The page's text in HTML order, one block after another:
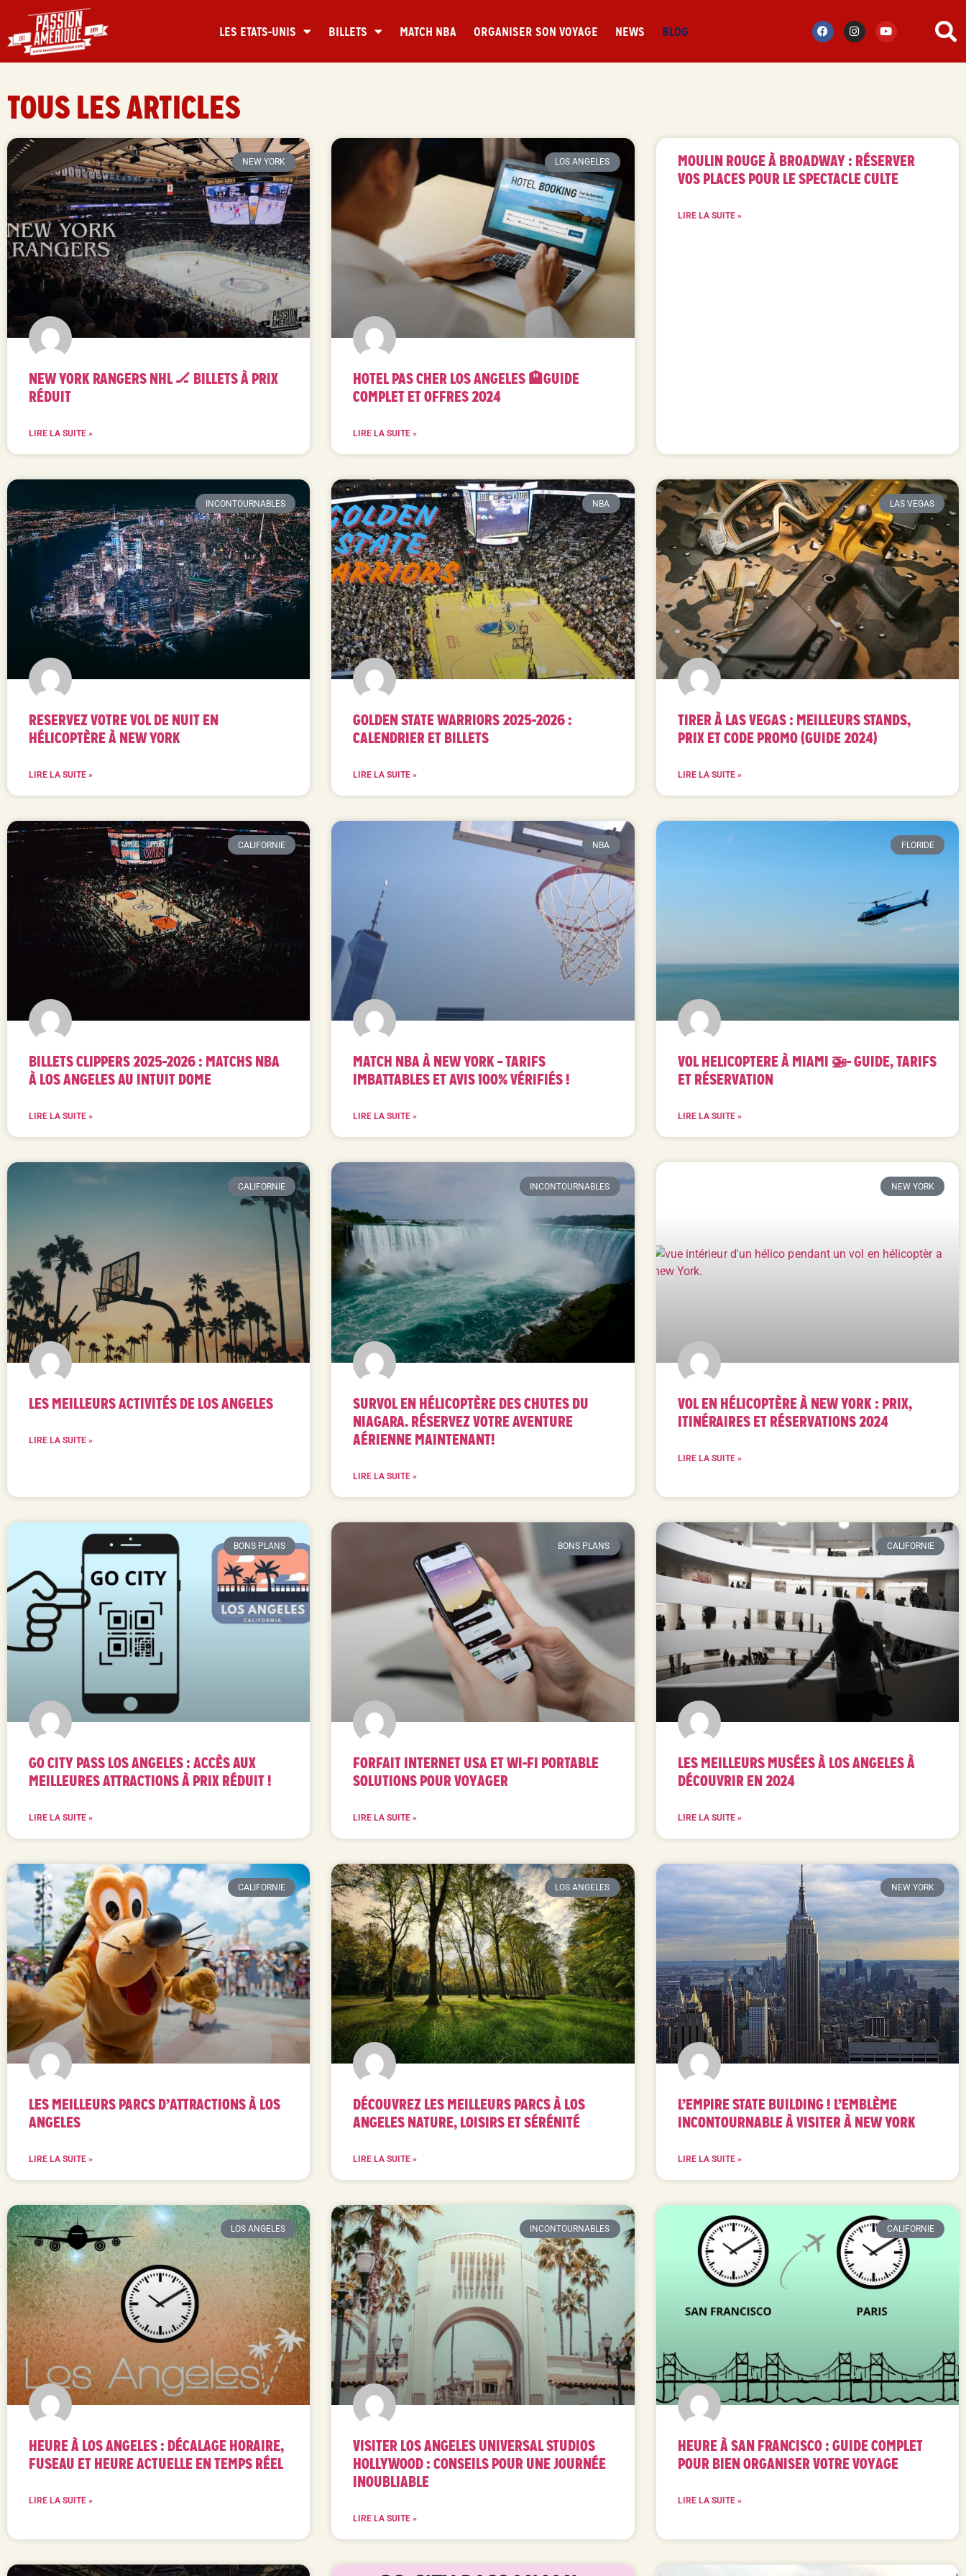
LES ETATS-UNIS BILLETS MATCH NBA ORGANISER SON VOYAGE NEWS BLOG
TOUS LES ARTICLES
NEW YORK
NEW YORK RANGERS NHL 🏒 BILLETS À PRIX
RÉDUIT
LIRE LA SUITE »
LOS ANGELES
HOTEL PAS CHER LOS ANGELES 🏨GUIDE
COMPLET ET OFFRES 2024
LIRE LA SUITE »
MOULIN ROUGE À BROADWAY : RÉSERVER
VOS PLACES POUR LE SPECTACLE CULTE
LIRE LA SUITE »
INCONTOURNABLES
RESERVEZ VOTRE VOL DE NUIT EN
HÉLICOPTÈRE À NEW YORK
LIRE LA SUITE »
NBA
GOLDEN STATE WARRIORS 2025-2026 :
CALENDRIER ET BILLETS
LIRE LA SUITE »
LAS VEGAS
TIRER À LAS VEGAS : MEILLEURS STANDS,
PRIX ET CODE PROMO (GUIDE 2024)
LIRE LA SUITE »
CALIFORNIE
BILLETS CLIPPERS 2025-2026 : MATCHS NBA
À LOS ANGELES AU INTUIT DOME
LIRE LA SUITE »
NBA
MATCH NBA À NEW YORK – TARIFS
IMBATTABLES ET AVIS 100% VÉRIFIÉS !
LIRE LA SUITE »
FLORIDE
VOL HELICOPTERE À MIAMI 🚁- GUIDE, TARIFS
ET RÉSERVATION
LIRE LA SUITE »
CALIFORNIE
LES MEILLEURS ACTIVITÉS DE LOS ANGELES
LIRE LA SUITE »
INCONTOURNABLES
SURVOL EN HÉLICOPTÈRE DES CHUTES DU
NIAGARA. RÉSERVEZ VOTRE AVENTURE
AÉRIENNE MAINTENANT!
LIRE LA SUITE »
NEW YORK
VOL EN HÉLICOPTÈRE À NEW YORK : PRIX,
ITINÉRAIRES ET RÉSERVATIONS 2024
LIRE LA SUITE »
BONS PLANS
GO CITY PASS LOS ANGELES : ACCÈS AUX
MEILLEURES ATTRACTIONS À PRIX RÉDUIT !
LIRE LA SUITE »
BONS PLANS
FORFAIT INTERNET USA ET WI-FI PORTABLE
SOLUTIONS POUR VOYAGER
LIRE LA SUITE »
CALIFORNIE
LES MEILLEURS MUSÉES À LOS ANGELES À
DÉCOUVRIR EN 2024
LIRE LA SUITE »
CALIFORNIE
LES MEILLEURS PARCS D’ATTRACTIONS À LOS
ANGELES
LIRE LA SUITE »
LOS ANGELES
DÉCOUVREZ LES MEILLEURS PARCS À LOS
ANGELES NATURE, LOISIRS ET SÉRÉNITÉ
LIRE LA SUITE »
NEW YORK
L’EMPIRE STATE BUILDING ! L’EMBLÈME
INCONTOURNABLE À VISITER À NEW YORK
LIRE LA SUITE »
LOS ANGELES
HEURE À LOS ANGELES : DÉCALAGE HORAIRE,
FUSEAU ET HEURE ACTUELLE EN TEMPS RÉEL
LIRE LA SUITE »
INCONTOURNABLES
VISITER LOS ANGELES UNIVERSAL STUDIOS
HOLLYWOOD : CONSEILS POUR UNE JOURNÉE
INOUBLIABLE
LIRE LA SUITE »
CALIFORNIE
HEURE À SAN FRANCISCO : GUIDE COMPLET
POUR BIEN ORGANISER VOTRE VOYAGE
LIRE LA SUITE »